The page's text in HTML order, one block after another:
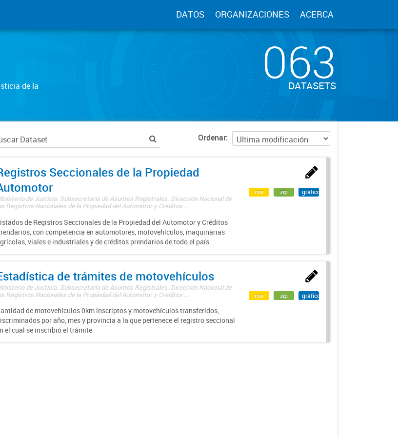
DATOS ORGANIZACIONES ACERCA
de la
063
DATASETS
Ordenar
Seccionales de la Propiedad
de Justicia. Subsecretaría de Asuntos Registrales. Dirección Nacional de
Registros Nacionales de la Propiedad del Automotor y Créditos ...
de Registros Seccionales de la Propiedad del Automotor y Créditos
con competencia en automotores, motovehículos, maquinarias
viales e industriales y de créditos prendarios de todo el país.
csv zip gráfico
de trámites de motovehículos
de Justicia. Subsecretaría de Asuntos Registrales. Dirección Nacional de
Registros Nacionales de la Propiedad del Automotor y Créditos ...
de motovehículos 0km inscriptos y motovehículos transferidos,
por año, mes y provincia a la que pertenece el registro seccional
el cual se inscribió el trámite.
csv zip gráfico